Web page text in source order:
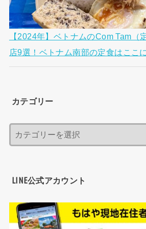
【2024年】ベトナムのCom Tam（
店9選！ベトナム南部の定食はここ
カテゴリー
LINE公式アカウント